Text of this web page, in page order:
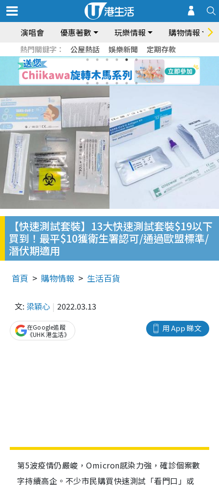
演唱會 優惠著數 玩樂情報 購物情報
熱門關鍵字： 公屋熱話 娛樂新聞 定期存款
【快速測試套裝】13大快速測試套裝$19以下
買到！最平$10獲衛生署認可/通過歐盟標準/
潛伏期適用
首頁 購物情報 生活百貨
文: 梁穎心 2022.03.13
用 App 睇文
在Google追蹤
《UHK 港生活》
第5波疫情仍嚴峻，Omicron感染力強，確診個案數
字持續高企。不少市民購買快速測試「看門口」或